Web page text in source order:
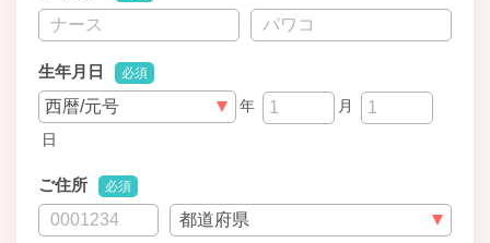
生年月日 必須
年
月
日
ご住所 必須